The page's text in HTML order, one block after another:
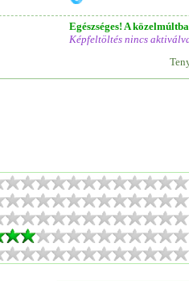
Egészséges! A
Képfeltöltés nincs